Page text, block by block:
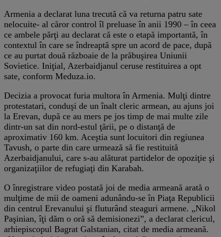
Armenia a declarat luna trecută că va returna patru sate
nelocuite- al căror control îl preluase în anii 1990 – în ceea
ce ambele părţi au declarat că este o etapă importantă, în
contextul în care se îndreaptă spre un acord de pace, după
ce au purtat două războaie de la prăbuşirea Uniunii
Sovietice. Iniţial, Azerbaidjanul ceruse restituirea a opt
sate, conform Meduza.io.
Decizia a provocat furia multora în Armenia. Mulţi dintre
protestatari, conduşi de un înalt cleric armean, au ajuns joi
la Erevan, după ce au mers pe jos timp de mai multe zile
dintr-un sat din nord-estul ţării, pe o distanţă de
aproximativ 160 km. Aceştia sunt locuitori din regiunea
Tavush, o parte din care urmează să fie restituită
Azerbaidjanului, care s-au alăturat partidelor de opoziţie şi
organizaţiilor de refugiaţi din Karabah.
O înregistrare video postată joi de media armeană arată o
mulţime de mii de oameni adunându-se în Piaţa Republicii
din centrul Erevanului şi fluturând steaguri armene. „Nikol
Paşinian, îţi dăm o oră să demisionezi”, a declarat clericul,
arhiepiscopul Bagrat Galstanian, citat de media armeană.